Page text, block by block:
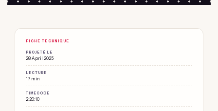
FICHE TECHNIQUE
PROJETÉ LE
28 April 2025
LECTURE
17 min
TIMECODE
2:20:10